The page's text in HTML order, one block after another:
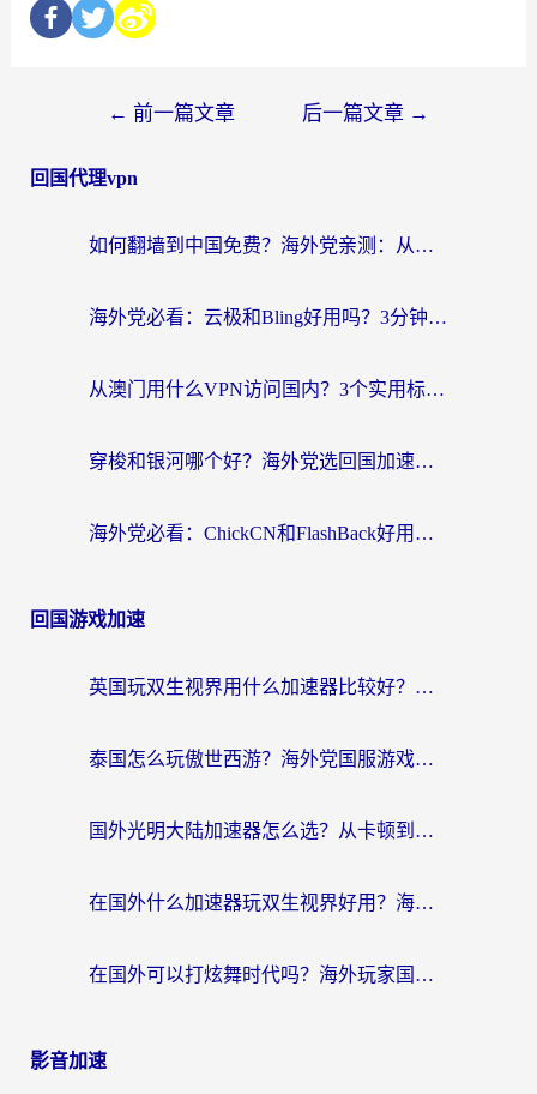
← 前一篇文章 后一篇文章 →
回国代理vpn
如何翻墙到中国免费？海外党亲测：从踩坑到选对加速器的全攻略
海外党必看：云极和Bling好用吗？3分钟教你选对回国加速器
从澳门用什么VPN访问国内？3个实用标准帮你避开坑，无缝刷剧听歌
穿梭和银河哪个好？海外党选回国加速器的避坑指南，附番茄加速器实测体验
海外党必看：ChickCN和FlashBack好用吗？3招教你选对回国加速器（附云极、HomeCN、斧牛vs艾果对比）
回国游戏加速
英国玩双生视界用什么加速器比较好？海外党亲测有效的国服游戏加速方案
泰国怎么玩傲世西游？海外党国服游戏加速终极攻略（附光明大陆量子特攻实测）
国外光明大陆加速器怎么选？从卡顿到丝滑的终极指南（含德国玩走开外星人墨西哥玩俄罗斯方块技巧）
在国外什么加速器玩双生视界好用？海外党亲测不踩坑的终极指南
在国外可以打炫舞时代吗？海外玩家国服游戏加速全攻略（附实测推荐）
影音加速